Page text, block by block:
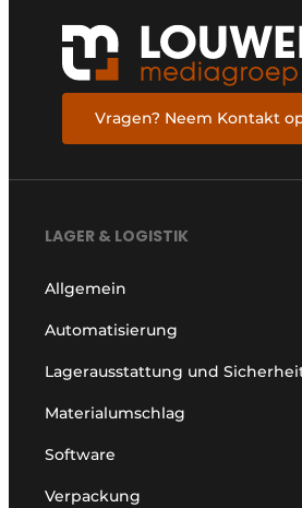
Vragen? Neem Kontakt
LAGER & LOGISTIK
Allgemein
Automatisierung
Lagerausstattung und
Materialumschlag
Software
Verpackung